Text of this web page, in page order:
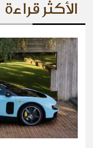
الأكثر قراءة